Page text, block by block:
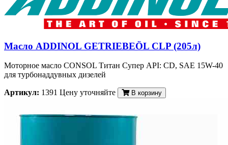
Масло ADDINOL GETRIEBEÖL CLP (205л)
Моторное масло CONSOL Титан Супер API: CD, SAE 15W-40
для турбонаддувных дизелей
Артикул: 1391 Цену уточняйте В корзину